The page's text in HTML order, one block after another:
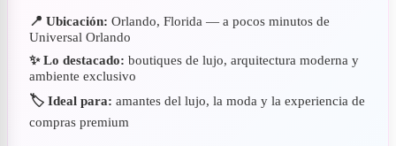
📍 Ubicación: Orlando, Florida — a pocos minutos de
Universal Orlando
✨ Lo destacado: boutiques de lujo, arquitectura moderna y
ambiente exclusivo
🏷️ Ideal para: amantes del lujo, la moda y la experiencia de
compras premium